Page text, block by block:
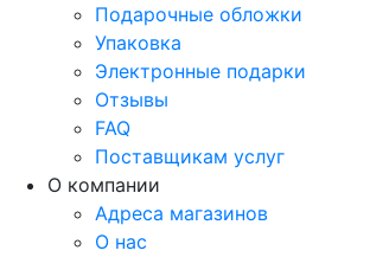
Подарочные обложки
Упаковка
Электронные подарки
Отзывы
FAQ
Поставщикам услуг
О компании
Адреса магазинов
О нас